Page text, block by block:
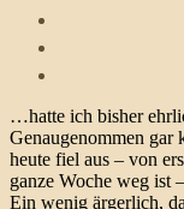
…hatte ich bisher
Genaugenommen gar
heute fiel aus – von
ganze Woche weg ist
Ein wenig ärgerlich,